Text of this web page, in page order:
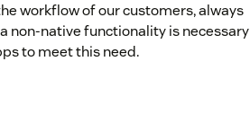
workflow of our customers, always
non-native functionality is necessary
to meet this need.